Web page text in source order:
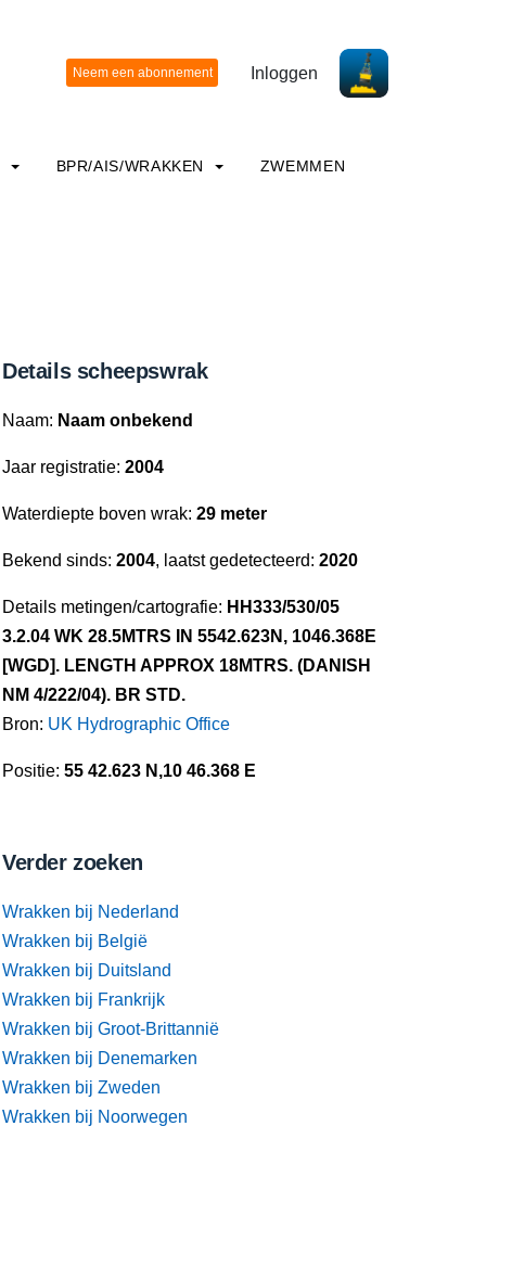
Inloggen
BPR/AIS/WRAKKEN ZWEMMEN
Details scheepswrak
Naam: Naam onbekend
Jaar registratie: 2004
Waterdiepte boven wrak: 29 meter
Bekend sinds: 2004, laatst gedetecteerd: 2020
Details metingen/cartografie: HH333/530/05
3.2.04 WK 28.5MTRS IN 5542.623N, 1046.368E
[WGD]. LENGTH APPROX 18MTRS. (DANISH
NM 4/222/04). BR STD.
Bron: UK Hydrographic Office
Positie: 55 42.623 N,10 46.368 E
Verder zoeken
Wrakken bij Nederland
Wrakken bij België
Wrakken bij Duitsland
Wrakken bij Frankrijk
Wrakken bij Groot-Brittannië
Wrakken bij Denemarken
Wrakken bij Zweden
Wrakken bij Noorwegen